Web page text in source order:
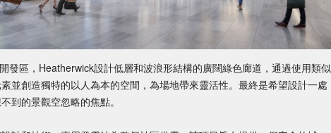
發區，Heatherwick設計低層和波浪形結構的廣闊綠色廊道，通過使用類似
並創造獨特的以人為本的空間，為場地帶來靈活性。最終是希望設計一處
到的景觀空忽略的焦點。